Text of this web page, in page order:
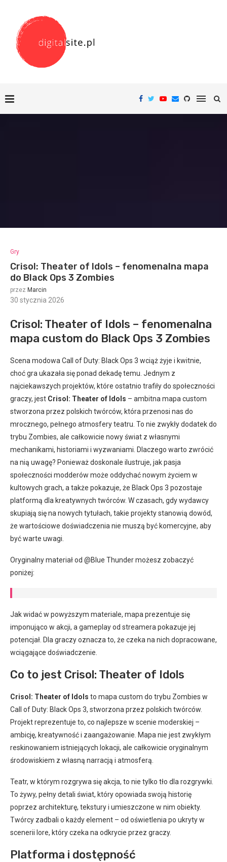
Gry
Crisol: Theater of Idols – fenomenalna mapa
do Black Ops 3 Zombies
przez Marcin
30 stycznia 2026
Crisol: Theater of Idols – fenomenalna
mapa custom do Black Ops 3 Zombies
Scena modowa Call of Duty: Black Ops 3 wciąż żyje i kwitnie,
choć gra ukazała się ponad dekadę temu. Jednym z
najciekawszych projektów, które ostatnio trafiły do społeczności
graczy, jest Crisol: Theater of Idols – ambitna mapa custom
stworzona przez polskich twórców, która przenosi nas do
mrocznego, pełnego atmosfery teatru. To nie zwykły dodatek do
trybu Zombies, ale całkowicie nowy świat z własnymi
mechanikami, historiami i wyzwaniami. Dlaczego warto zwrócić
na nią uwagę? Ponieważ doskonale ilustruje, jak pasja
społeczności modderów może oddychać nowym życiem w
kultowych grach, a także pokazuje, że Black Ops 3 pozostaje
platformą dla kreatywnych twórców. W czasach, gdy wydawcy
skupiają się na nowych tytułach, takie projekty stanowią dowód,
że wartościowe doświadczenia nie muszą być komercyjne, aby
być warte uwagi.
Oryginalny materiał od @Blue Thunder możesz zobaczyć
poniżej:
Jak widać w powyższym materiale, mapa prezentuje się
imponująco w akcji, a gameplay od streamera pokazuje jej
potencjał. Dla graczy oznacza to, że czeka na nich dopracowane,
wciągające doświadczenie.
Co to jest Crisol: Theater of Idols
Crisol: Theater of Idols to mapa custom do trybu Zombies w
Call of Duty: Black Ops 3, stworzona przez polskich twórców.
Projekt reprezentuje to, co najlepsze w scenie moderskiej –
ambicję, kreatywność i zaangażowanie. Mapa nie jest zwykłym
reskinowaniem istniejących lokacji, ale całkowicie oryginalnym
środowiskiem z własną narracją i atmosferą.
Teatr, w którym rozgrywa się akcja, to nie tylko tło dla rozgrywki.
To żywy, pełny detali świat, który opowiada swoją historię
poprzez architekturę, tekstury i umieszczone w nim obiekty.
Twórcy zadbali o każdy element – od oświetlenia po ukryty w
scenerii lore, który czeka na odkrycie przez graczy.
Platforma i dostępność